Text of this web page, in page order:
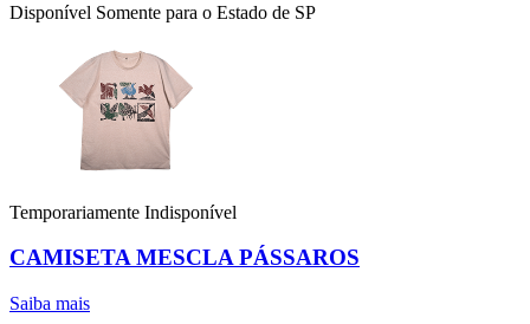
Disponível Somente para o Estado de SP
Temporariamente Indisponível
CAMISETA MESCLA PÁSSAROS
Saiba mais